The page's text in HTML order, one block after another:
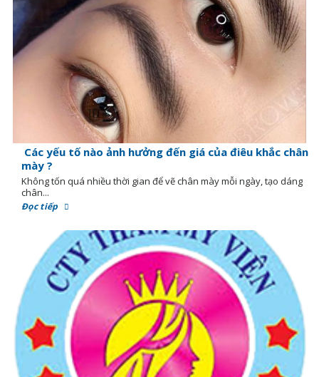
Các yếu tố nào ảnh hưởng đến giá của điêu khắc chân
mày ?
Không tốn quá nhiều thời gian để vẽ chân mày mỗi ngày, tạo dáng
chân...
Đọc tiếp